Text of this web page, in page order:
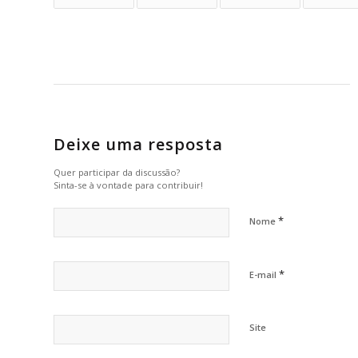
Deixe uma resposta
Quer participar da discussão?
Sinta-se à vontade para contribuir!
Nome *
E-mail *
Site